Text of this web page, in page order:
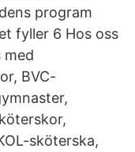
program
fyller 6 Hos oss
med
BVC-
sköterska,